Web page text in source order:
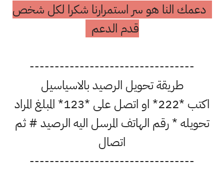
دعمك النا هو سر استمرارنا شكرا لكل شخص
قدم الدعم
---------------------------------
طريقة تحويل الرصيد بالاسياسيل
اكتب *222* او اتصل على *123* المبلغ المراد
تحويله * رقم الهاتف المرسل اليه الرصيد # ثم
اتصال
---------------------------------